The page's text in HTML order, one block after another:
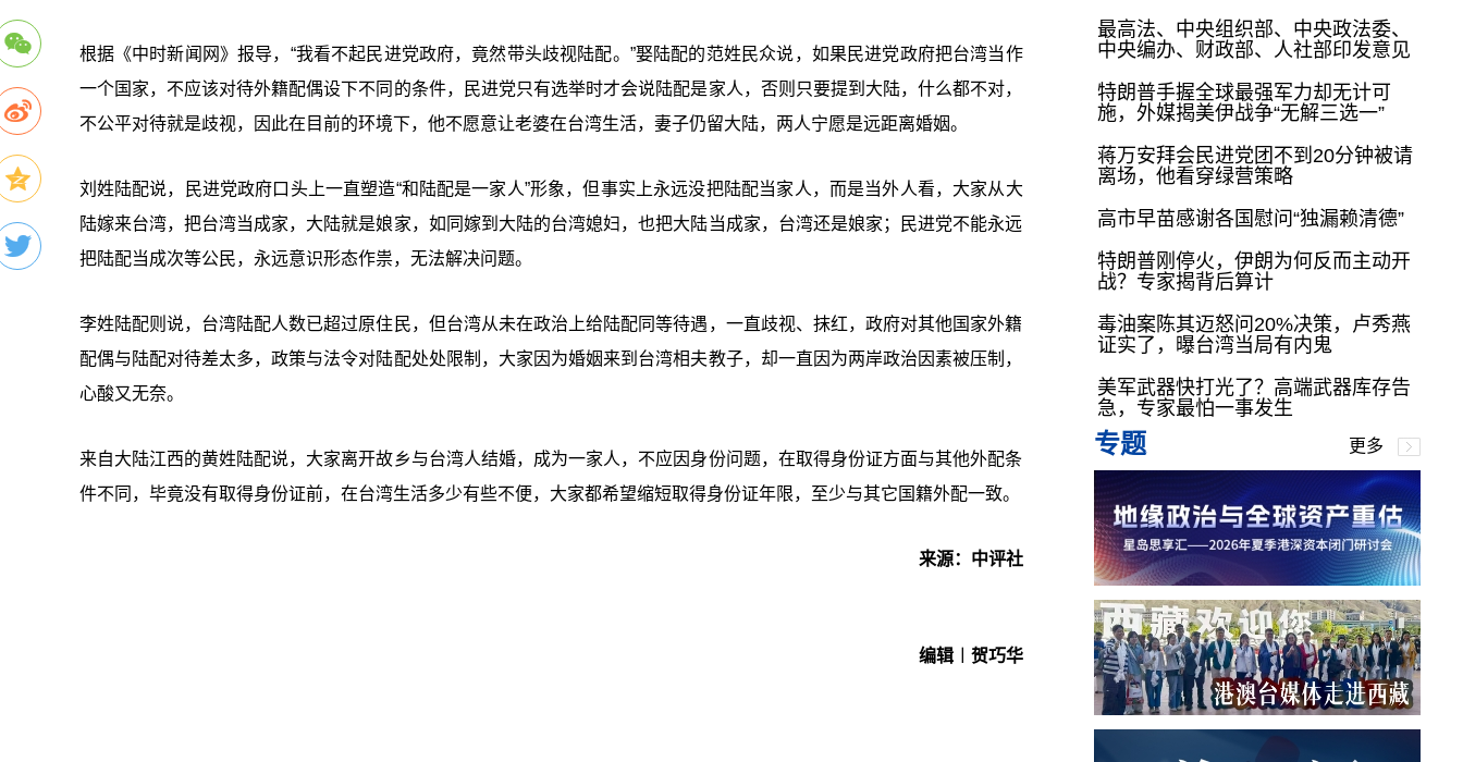
根据《中时新闻网》报导，“我看不起民进党政府，竟然带头歧视陆配。”娶陆配的范姓民众说，如果民进党政府把台湾当作
一个国家，不应该对待外籍配偶设下不同的条件，民进党只有选举时才会说陆配是家人，否则只要提到大陆，什么都不对，
不公平对待就是歧视，因此在目前的环境下，他不愿意让老婆在台湾生活，妻子仍留大陆，两人宁愿是远距离婚姻。
刘姓陆配说，民进党政府口头上一直塑造“和陆配是一家人”形象，但事实上永远没把陆配当家人，而是当外人看，大家从大
陆嫁来台湾，把台湾当成家，大陆就是娘家，如同嫁到大陆的台湾媳妇，也把大陆当成家，台湾还是娘家；民进党不能永远
把陆配当成次等公民，永远意识形态作祟，无法解决问题。
李姓陆配则说，台湾陆配人数已超过原住民，但台湾从未在政治上给陆配同等待遇，一直歧视、抹红，政府对其他国家外籍
配偶与陆配对待差太多，政策与法令对陆配处处限制，大家因为婚姻来到台湾相夫教子，却一直因为两岸政治因素被压制，
心酸又无奈。
来自大陆江西的黄姓陆配说，大家离开故乡与台湾人结婚，成为一家人，不应因身份问题，在取得身份证方面与其他外配条
件不同，毕竟没有取得身份证前，在台湾生活多少有些不便，大家都希望缩短取得身份证年限，至少与其它国籍外配一致。
来源：中评社
编辑︱贺巧华
最高法、中央组织部、中央政法委、
中央编办、财政部、人社部印发意见
特朗普手握全球最强军力却无计可
施，外媒揭美伊战争“无解三选一”
蒋万安拜会民进党团不到20分钟被请
离场，他看穿绿营策略
高市早苗感谢各国慰问“独漏赖清德”
特朗普刚停火，伊朗为何反而主动开
战？专家揭背后算计
毒油案陈其迈怒问20%决策，卢秀燕
证实了，曝台湾当局有内鬼
美军武器快打光了？高端武器库存告
急，专家最怕一事发生
专题 更多